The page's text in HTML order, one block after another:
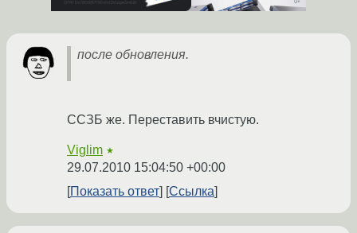
после обновления.
CCЗБ же. Переставить вчистую.
Viglim ★
29.07.2010 15:04:50 +00:00
Показать ответ
Ссылка